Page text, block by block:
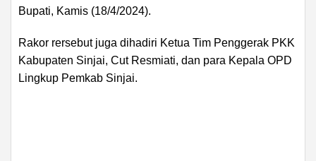
Bupati, Kamis (18/4/2024).
Rakor rersebut juga dihadiri Ketua Tim Penggerak PKK
Kabupaten Sinjai, Cut Resmiati, dan para Kepala OPD
Lingkup Pemkab Sinjai.